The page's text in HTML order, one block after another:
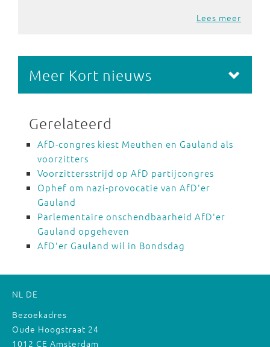
Lees meer
Meer Kort nieuws
Gerelateerd
AfD-congres kiest Meuthen en Gauland als
voorzitters
Voorzittersstrijd op AfD partijcongres
Ophef om nazi-provocatie van AfD'er
Gauland
Parlementaire onschendbaarheid AfD'er
Gauland opgeheven
AfD'er Gauland wil in Bondsdag
NL DE
Bezoekadres
Oude Hoogstraat 24
1012 CE Amsterdam